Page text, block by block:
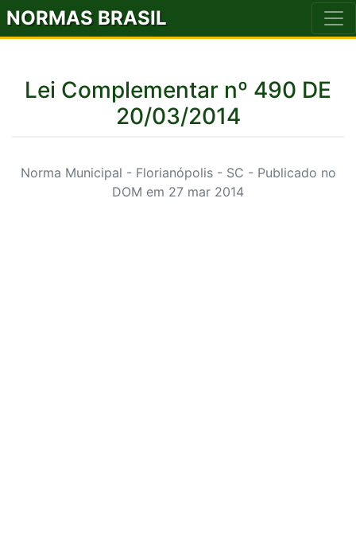
NORMAS BRASIL
Lei Complementar nº 490 DE
20/03/2014
Norma Municipal - Florianópolis - SC - Publicado no
DOM em 27 mar 2014